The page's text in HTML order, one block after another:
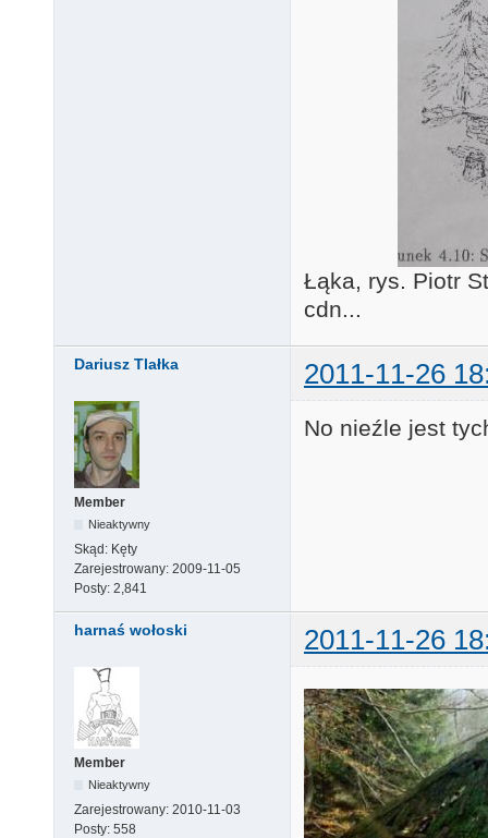
Łąka, rys. Piotr
cdn...
Dariusz Tlałka 2011-11-26
Member
Nieaktywny
Skąd: Kęty
Zarejestrowany: 2009-11-05
Posty: 2,841
No nieźle jest
harnaś wołoski 2011-11-26
Member
Nieaktywny
Zarejestrowany: 2010-11-03
Posty: 558